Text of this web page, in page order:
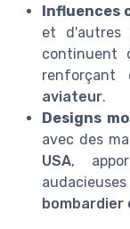
Influences
et d'autres
continuent
renforçant
aviateur.
Designs
avec des
USA,
bombardier